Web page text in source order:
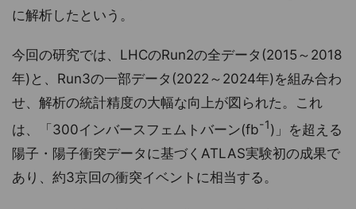
に解析したという。
今回の研究では、LHCのRun2の全データ(2015～2018
年)と、Run3の一部データ(2022～2024年)を組み合わ
せ、解析の統計精度の大幅な向上が図られた。これ
は、「300インバースフェムトバーン(fb-1)」を超える
陽子・陽子衝突データに基づくATLAS実験初の成果で
あり、約3京回の衝突イベントに相当する。